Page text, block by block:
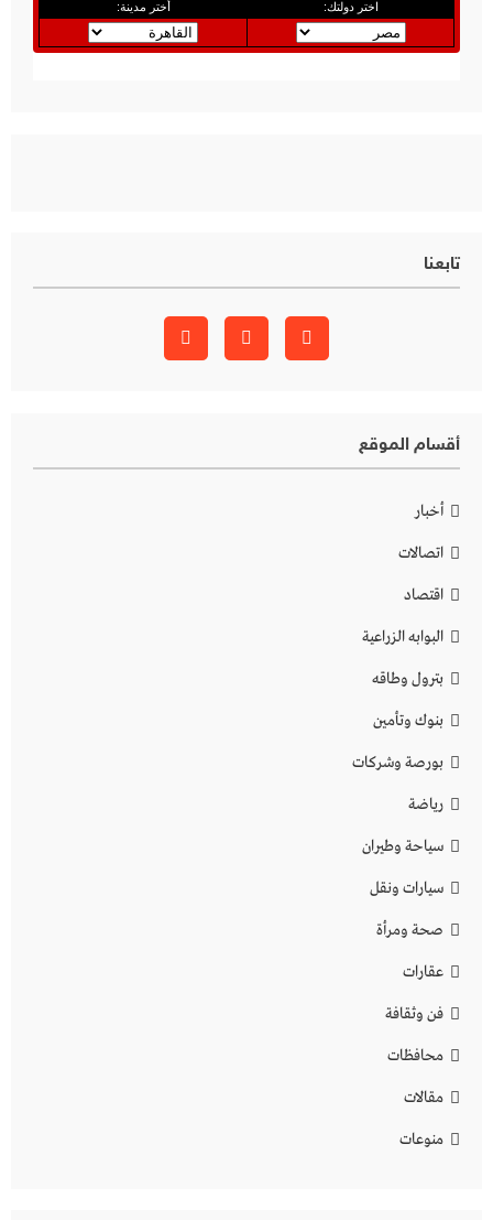
تابعنا
أقسام الموقع
أخبار
اتصالات
اقتصاد
البوابه الزراعية
بترول وطاقه
بنوك وتأمين
بورصة وشركات
رياضة
سياحة وطيران
سيارات ونقل
صحة ومرأة
عقارات
فن وثقافة
محافظات
مقالات
منوعات